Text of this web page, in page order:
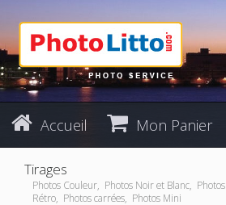
Accueil Mon Panier
Tirages
Photos Couleur, Photos Noir et Blanc, Photos
Rétro, Photos carrées, Photos Mini